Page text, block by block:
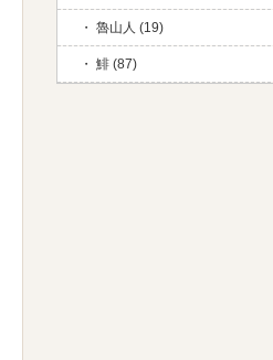
魯山人 (19)
鯡 (87)